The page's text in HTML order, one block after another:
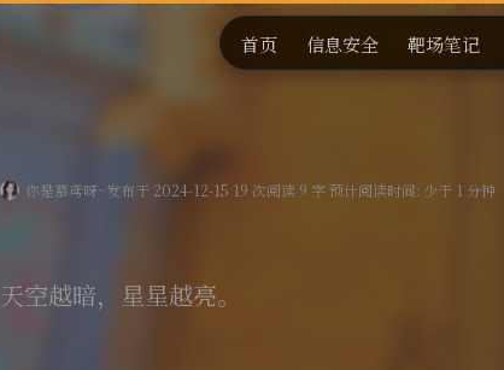
首页 信息安全 靶场笔记
你是慕鸢呀~发布于 2024-12-15 19 次阅读 9 字 预计阅读时间: 少于 1 分钟
天空越暗，星星越亮。